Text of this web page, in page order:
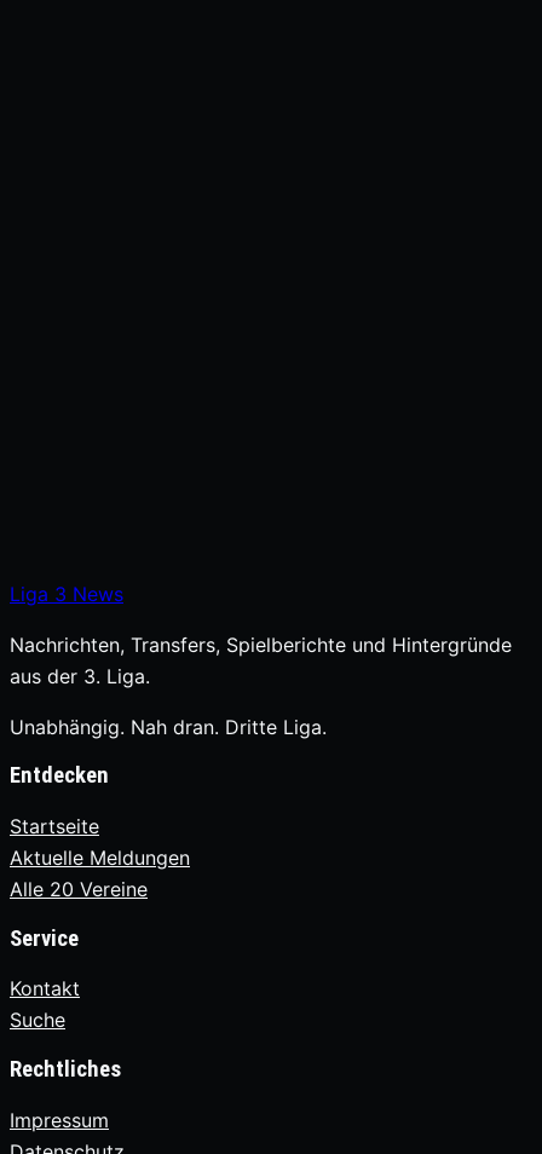
Liga 3 News
Nachrichten, Transfers, Spielberichte und Hintergründe
aus der 3. Liga.
Unabhängig. Nah dran. Dritte Liga.
Entdecken
Startseite
Aktuelle Meldungen
Alle 20 Vereine
Service
Kontakt
Suche
Rechtliches
Impressum